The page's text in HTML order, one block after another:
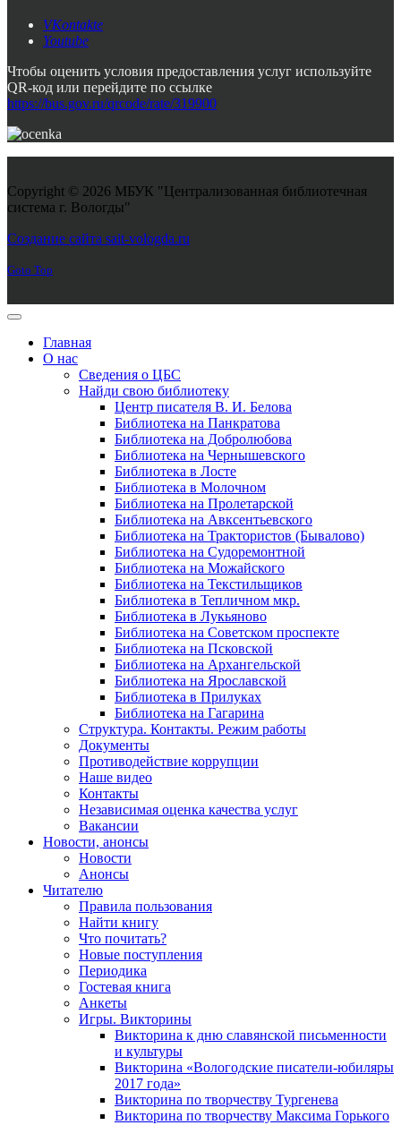
VKontakte
Youtube
Чтобы оценить условия предоставления услуг используйте
QR-код или перейдите по ссылке
https://bus.gov.ru/qrcode/rate/319900
Copyright © 2026 МБУК "Централизованная библиотечная
система г. Вологды"
Создание сайта sait-vologda.ru
Goto Top
Главная
О нас
Сведения о ЦБС
Найди свою библиотеку
Центр писателя В. И. Белова
Библиотека на Панкратова
Библиотека на Добролюбова
Библиотека на Чернышевского
Библиотека в Лосте
Библиотека в Молочном
Библиотека на Пролетарской
Библиотека на Авксентьевского
Библиотека на Трактористов (Бывалово)
Библиотека на Судоремонтной
Библиотека на Можайского
Библиотека на Текстильщиков
Библиотека в Тепличном мкр.
Библиотека в Лукьяново
Библиотека на Советском проспекте
Библиотека на Псковской
Библиотека на Архангельской
Библиотека на Ярославской
Библиотека в Прилуках
Библиотека на Гагарина
Структура. Контакты. Режим работы
Документы
Противодействие коррупции
Наше видео
Контакты
Независимая оценка качества услуг
Вакансии
Новости, анонсы
Новости
Анонсы
Читателю
Правила пользования
Найти книгу
Что почитать?
Новые поступления
Периодика
Гостевая книга
Анкеты
Игры. Викторины
Викторина к дню славянской письменности
и культуры
Викторина «Вологодские писатели-юбиляры
2017 года»
Викторина по творчеству Тургенева
Викторина по творчеству Максима Горького